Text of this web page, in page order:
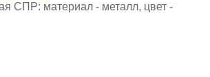
СПР: материал - металл, цвет -